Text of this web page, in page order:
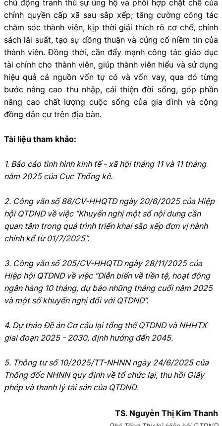
chủ động tranh thủ sự ủng hộ và phối hợp chặt chẽ của
chính quyền cấp xã sau sắp xếp; tăng cường công tác
chăm sóc thành viên, kịp thời giải thích rõ cơ chế, chính
sách lãi suất, tạo sự đồng thuận và củng cố niềm tin của
thành viên. Đồng thời, cần đẩy mạnh công tác giáo dục
tài chính cho thành viên, giúp thành viên hiểu và sử dụng
hiệu quả cả nguồn vốn tự có và vốn vay, qua đó từng
bước nâng cao thu nhập, cải thiện đời sống, góp phần
nâng cao chất lượng cuộc sống của gia đình và cộng
đồng dân cư trên địa bàn.
Tài liệu tham khảo:
1. Báo cáo tình hình kinh tế - xã hội tháng 11 và 11 tháng
năm 2025 của Cục Thống kê.
2. Công văn số 86/CV-HHQTD ngày 20/6/2025 của Hiệp
hội QTDND về việc “Khuyến nghị một số nội dung cần
quan tâm trong quá trình triển khai sắp xếp đơn vị hành
chính kể từ 01/7/2025”.
3. Công văn số 205/CV-HHQTD ngày 28/11/2025 của
Hiệp hội QTDND về việc “Diễn biến về tiền tệ, hoạt động
ngân hàng 10 tháng, dự báo những tháng cuối năm 2025
và một số khuyến nghị đối với QTDND”.
4. Dự thảo Đề án Cơ cấu lại tổng thể QTDND và NHHTX
giai đoạn 2025 - 2030, định hướng đến 2045.
5. Thông tư số 10/2025/TT-NHNN ngày 24/6/2025 của
Thống đốc NHNN quy định về tổ chức lại, thu hồi Giấy
phép và thanh lý tài sản của QTDND.
TS. Nguyễn Thị Kim Thanh